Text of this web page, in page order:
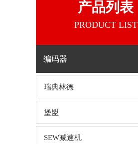
产品列表
PRODUCT LIST
编码器
瑞典林德
堡盟
SEW减速机